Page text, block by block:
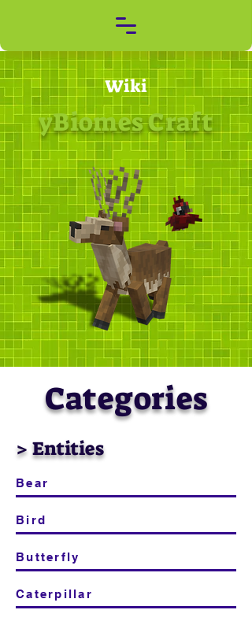
Wiki
yBiomes Craft
Categories
> Entities
Bear
Bird
Butterfly
Caterpillar